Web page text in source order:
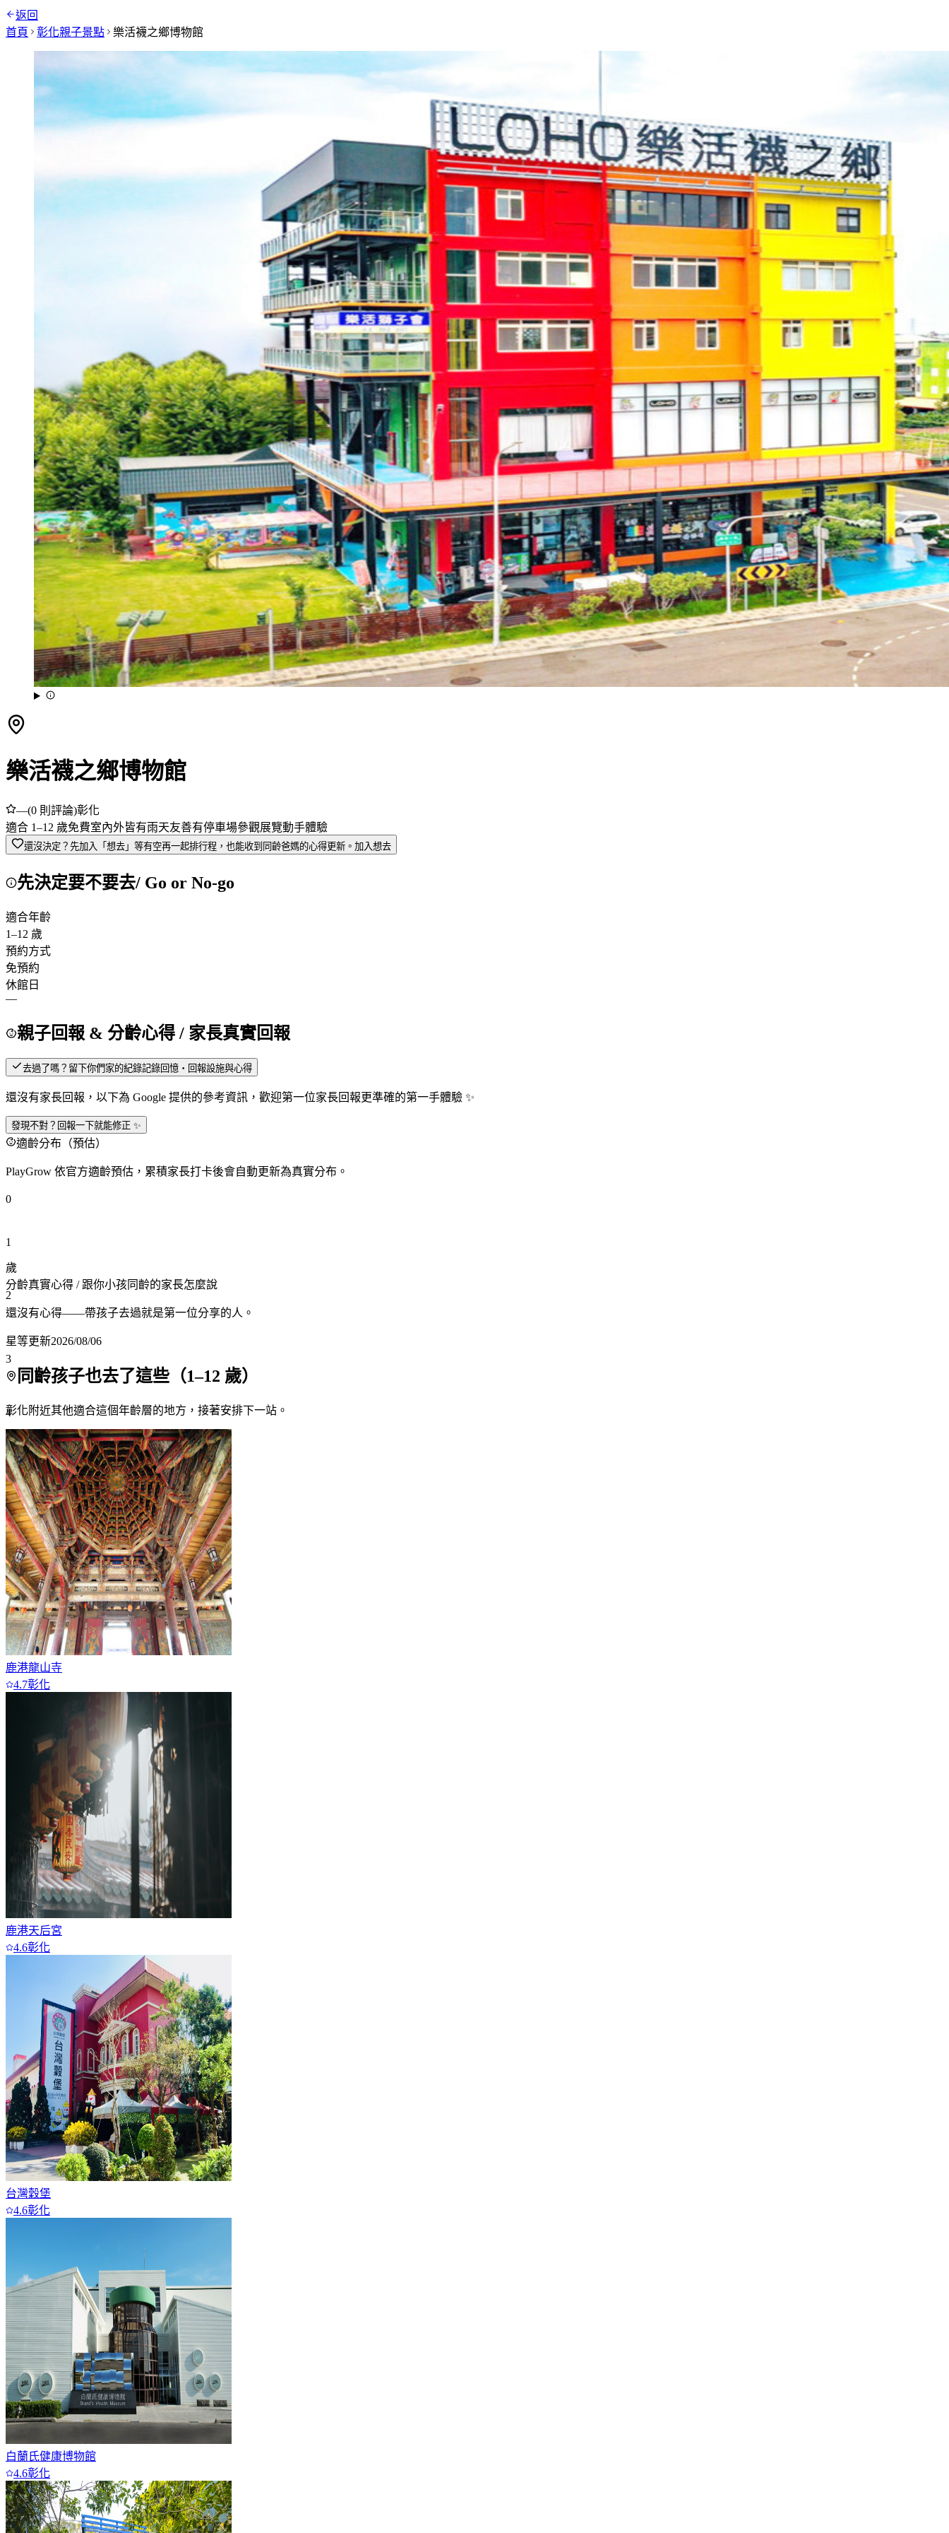
返回
首頁
彰化親子景點 樂活襪之鄉博物館
樂活襪之鄉博物館
—(0 則評論)彰化
適合 1–12 歲免費室內外皆有雨天友善有停車場參觀展覽動手體驗
還沒決定？先加入「想去」 等有空再一起排行程，也能收到同齡爸媽的心得更新。 加入想去
先決定要不要去/ Go or No-go
適合年齡
1–12 歲
預約方式
免預約
休館日
—
親子回報 & 分齡心得 / 家長真實回報
去過了嗎？留下你們家的紀錄記錄回憶・回報設施與心得
還沒有家長回報，以下為 Google 提供的參考資訊，歡迎第一位家長回報更準確的第一手體驗 ✨
發現不對？回報一下就能修正 ✨
適齡分布（預估）
PlayGrow 依官方適齡預估，累積家長打卡後會自動更新為真實分布。
0
1
2
3
4
5
6
7+
歲
分齡真實心得 / 跟你小孩同齡的家長怎麼說
還沒有心得——帶孩子去過就是第一位分享的人。
星等更新2026/08/06
同齡孩子也去了這些（1–12 歲）
彰化附近其他適合這個年齡層的地方，接著安排下一站。
鹿港龍山寺
4.7彰化
鹿港天后宮
4.6彰化
台灣穀堡
4.6彰化
白蘭氏健康博物館
4.6彰化